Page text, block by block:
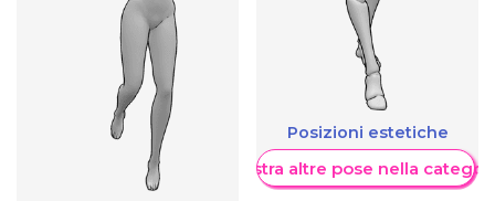
Posizioni estetiche
Mostra altre pose nella